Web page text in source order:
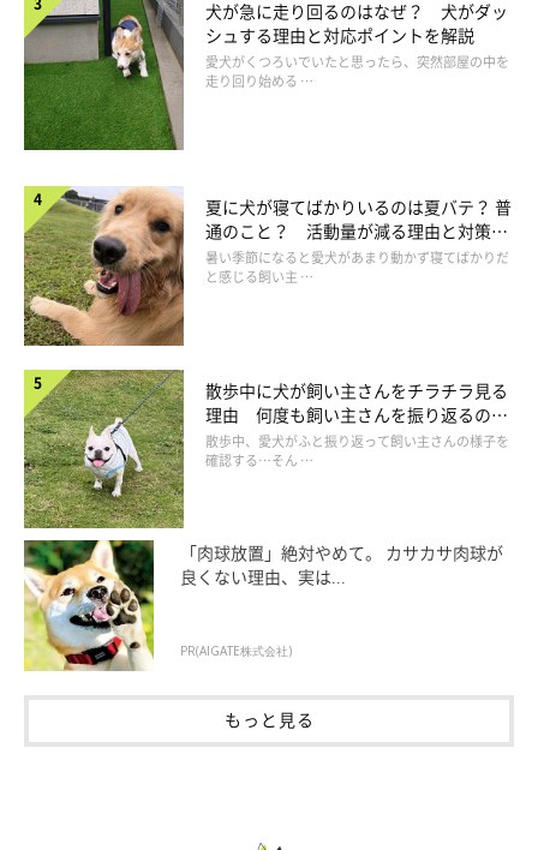
おやつやおもちゃで愛犬を誘導してゆっくりと歩かせる
【シットトゥスタンド】歩行に大切な“伸筋”が鍛えられる！
伸筋（収縮させて足の関節を伸ばす筋肉）は、歩くときに使う重
要な筋肉。座ったり立ったりする運動をすると、とくに衰えやす
い後ろ足の伸筋が動かせるので、しっかりと鍛えられます。
「オスワリ→立たせる」運動を５～10回ほど行いましょう。習慣
にすることが大切なので、散歩中に曲がり角に来たときや電柱の
前など、行うタイミングを決めておくと続けやすいです。
犬が急に走り回るのはなぜ？ 犬がダッ
シュする理由と対応ポイントを解説
愛犬がくつろいでいたと思ったら、突然部屋の中を
走り回り始める …
夏に犬が寝てばかりいるのは夏バテ？ 普
通のこと？ 活動量が減る理由と対策と
は
暑い季節になると愛犬があまり動かず寝てばかりだ
と感じる飼い主 …
散歩中に犬が飼い主さんをチラチラ見る
理由 何度も飼い主さんを振り返るのは
なぜ？
散歩中、愛犬がふと振り返って飼い主さんの様子を
確認する…そん …
「肉球放置」絶対やめて。 カサカサ肉球が
良くない理由、実は...
PR(AIGATE株式会社)
もっと見る